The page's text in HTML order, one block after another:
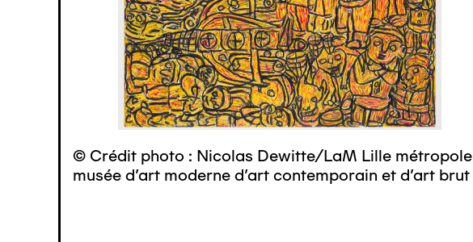
© Crédit photo : Nicolas Dewitte/LaM Lille métropole
musée d’art moderne d’art contemporain et d’art brut